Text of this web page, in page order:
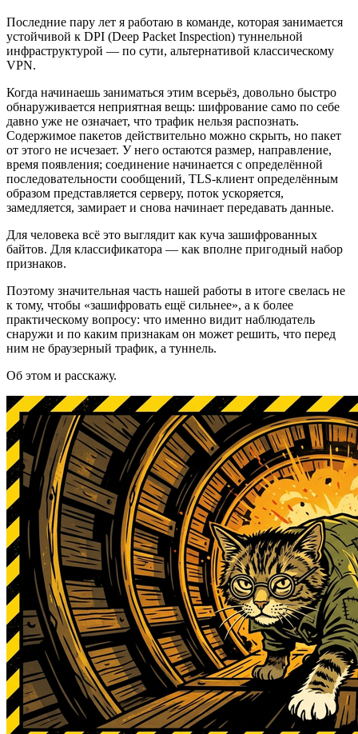
Последние пару лет я работаю в команде, которая занимается
устойчивой к DPI (Deep Packet Inspection) туннельной
инфраструктурой — по сути, альтернативой классическому
VPN.
Когда начинаешь заниматься этим всерьёз, довольно быстро
обнаруживается неприятная вещь: шифрование само по себе
давно уже не означает, что трафик нельзя распознать.
Содержимое пакетов действительно можно скрыть, но пакет
от этого не исчезает. У него остаются размер, направление,
время появления; соединение начинается с определённой
последовательности сообщений, TLS-клиент определённым
образом представляется серверу, поток ускоряется,
замедляется, замирает и снова начинает передавать данные.
Для человека всё это выглядит как куча зашифрованных
байтов. Для классификатора — как вполне пригодный набор
признаков.
Поэтому значительная часть нашей работы в итоге свелась не
к тому, чтобы «зашифровать ещё сильнее», а к более
практическому вопросу: что именно видит наблюдатель
снаружи и по каким признакам он может решить, что перед
ним не браузерный трафик, а туннель.
Об этом и расскажу.